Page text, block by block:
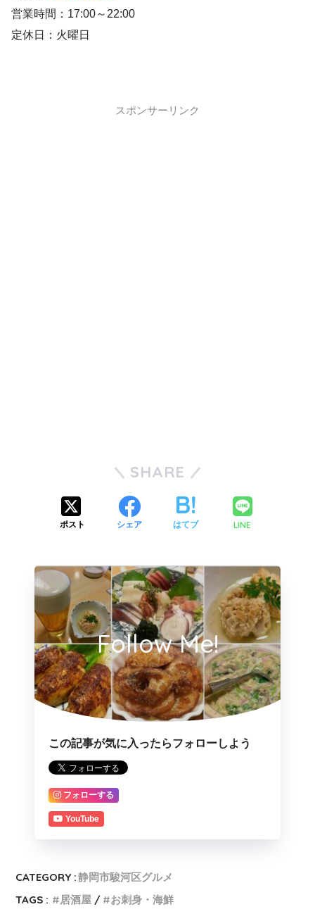
営業時間：17:00～22:00
定休日：火曜日
スポンサーリンク
SHARE
ポスト シェア はてブ LINE
Follow Me!
この記事が気に入ったらフォローしよう
フォローする
YouTube
CATEGORY :静岡市駿河区グルメ
TAGS :
居酒屋 お刺身・海鮮